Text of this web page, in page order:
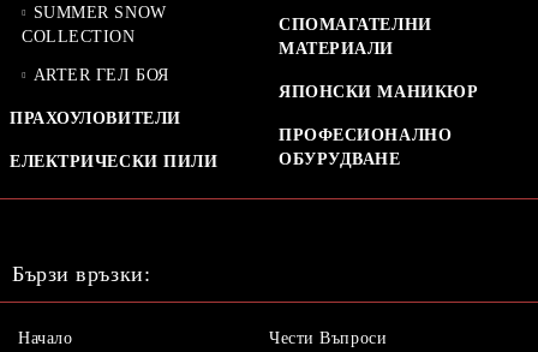
SUMMER SNOW
COLLECTION
ARTER ГЕЛ БОЯ
ПРАХОУЛОВИТЕЛИ
ЕЛЕКТРИЧЕСКИ ПИЛИ
СПОМАГАТЕЛНИ
МАТЕРИАЛИ
ЯПОНСКИ МАНИКЮР
ПРОФЕСИОНАЛНО
ОБУРУДВАНЕ
Бързи връзки:
Начало Чести Въпроси